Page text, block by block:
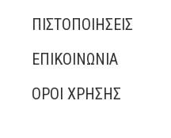
ΠΙΣΤΟΠΟΙΗΣΕΙΣ
ΕΠΙΚΟΙΝΩΝΙΑ
ΟΡΟΙ ΧΡΗΣΗΣ